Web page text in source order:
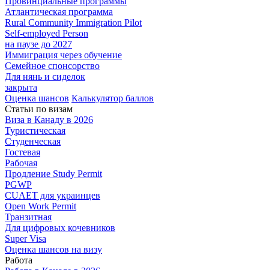
Атлантическая программа
Rural Community Immigration Pilot
Self-employed Person
на паузе до 2027
Иммиграция через обучение
Семейное спонсорство
Для нянь и сиделок
закрыта
Оценка шансов Калькулятор баллов
Статьи по визам
Виза в Канаду в 2026
Туристическая
Студенческая
Гостевая
Рабочая
Продление Study Permit
PGWP
CUAET для украинцев
Open Work Permit
Транзитная
Для цифровых кочевников
Super Visa
Оценка шансов на визу
Работа